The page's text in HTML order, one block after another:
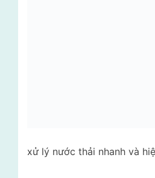
xử lý nước thải nhanh và